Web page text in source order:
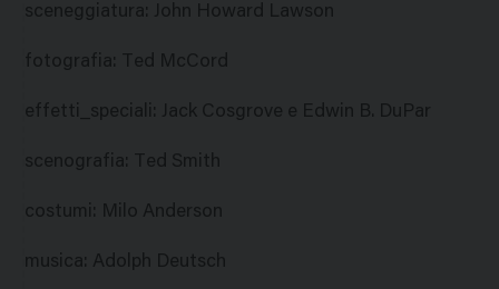
sceneggiatura: John Howard Lawson
fotografia: Ted McCord
effetti_speciali: Jack Cosgrove e Edwin B. DuPar
scenografia: Ted Smith
costumi: Milo Anderson
musica: Adolph Deutsch